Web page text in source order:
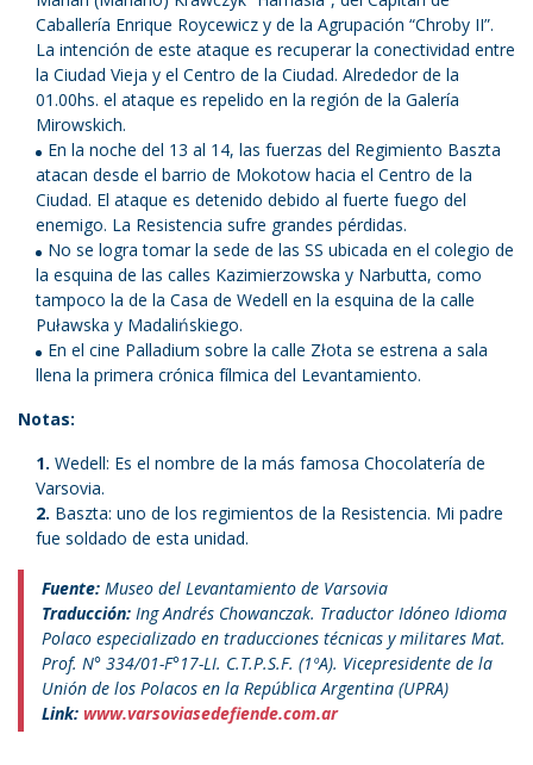
Caballería Enrique Roycewicz y de la Agrupación “Chroby II”.
La intención de este ataque es recuperar la conectividad entre
la Ciudad Vieja y el Centro de la Ciudad. Alrededor de la
01.00hs. el ataque es repelido en la región de la Galería
Mirowskich.
En la noche del 13 al 14, las fuerzas del Regimiento Baszta
atacan desde el barrio de Mokotow hacia el Centro de la
Ciudad. El ataque es detenido debido al fuerte fuego del
enemigo. La Resistencia sufre grandes pérdidas.
No se logra tomar la sede de las SS ubicada en el colegio de
la esquina de las calles Kazimierzowska y Narbutta, como
tampoco la de la Casa de Wedell en la esquina de la calle
Puławska y Madalińskiego.
En el cine Palladium sobre la calle Złota se estrena a sala
llena la primera crónica fílmica del Levantamiento.
Notas:
Wedell: Es el nombre de la más famosa Chocolatería de
Varsovia.
Baszta: uno de los regimientos de la Resistencia. Mi padre
fue soldado de esta unidad.
Fuente: Museo del Levantamiento de Varsovia
Traducción: Ing Andrés Chowanczak. Traductor Idóneo Idioma
Polaco especializado en traducciones técnicas y militares Mat.
Prof. N° 334/01-F°17-LI. C.T.P.S.F. (1ºA). Vicepresidente de la
Unión de los Polacos en la República Argentina (UPRA)
Link: www.varsoviasedefiende.com.ar